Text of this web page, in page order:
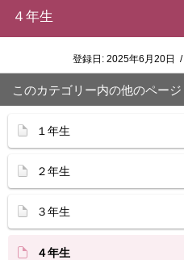
４年生
登録日: 2025年6月20日 /
このカテゴリー内の他のページ
１年生
２年生
３年生
４年生